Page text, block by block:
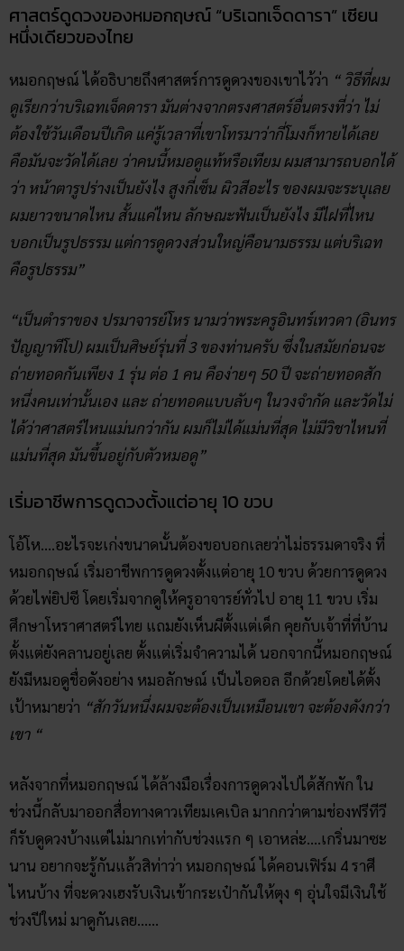
ศาสตร์ดูดวงของหมอกฤษณ์ “บริเฉทเจ็ดดารา” เซียน
หนึ่งเดียวของไทย
หมอกฤษณ์ ได้อธิบายถึงศาสตร์การดูดวงของเขาไว้ว่า “ วิธีที่ผม
ดูเรียกว่าบริเฉทเจ็ดดารา มันต่างจากตรงศาสตร์อื่นตรงที่ว่า ไม่
ต้องใช้วันเดือนปีเกิด แค่รู้เวลาที่เขาโทรมาว่ากี่โมงก็ทายได้เลย
คือมันจะวัดได้เลย ว่าคนนี้หมอดูแท้หรือเทียม ผมสามารถบอกได้
ว่า หน้าตารูปร่างเป็นยังไง สูงกี่เซ็น ผิวสีอะไร ของผมจะระบุเลย
ผมยาวขนาดไหน สั้นแค่ไหน ลักษณะฟันเป็นยังไง มีไฝที่ไหน
บอกเป็นรูปธรรม แต่การดูดวงส่วนใหญ่คือนามธรรม แต่บริเฉท
คือรูปธรรม”
“เป็นตำราของ ปรมาจารย์โหร นามว่าพระครูอินทร์เทวดา (อินทร
ปัญญาทีโป) ผมเป็นศิษย์รุ่นที่ 3 ของท่านครับ ซึ่งในสมัยก่อนจะ
ถ่ายทอดกันเพียง 1 รุ่น ต่อ 1 คน คือง่ายๆ 50 ปี จะถ่ายทอดสัก
หนึ่งคนเท่านั้นเอง และ ถ่ายทอดแบบลับๆ ในวงจำกัด และวัดไม่
ได้ว่าศาสตร์ไหนแม่นกว่ากัน ผมก็ไม่ได้แม่นที่สุด ไม่มีวิชาไหนที่
แม่นที่สุด มันขึ้นอยู่กับตัวหมอดู”
เริ่มอาชีพการดูดวงตั้งแต่อายุ 10 ขวบ
โอ้โห….อะไรจะเก่งขนาดนั้นต้องขอบอกเลยว่าไม่ธรรมดาจริง ที่
หมอกฤษณ์ เริ่มอาชีพการดูดวงตั้งแต่อายุ 10 ขวบ ด้วยการดูดวง
ด้วยไพ่ยิปซี โดยเริ่มจากดูให้ครูอาจารย์ทั่วไป อายุ 11 ขวบ เริ่ม
ศึกษาโหราศาสตร์ไทย แถมยังเห็นผีตั้งแต่เด็ก คุยกับเจ้าที่ที่บ้าน
ตั้งแต่ยังคลานอยู่เลย ตั้งแต่เริ่มจำความได้ นอกจากนี้หมอกฤษณ์
ยังมีหมอดูชื่อดังอย่าง หมอลักษณ์ เป็นไอดอล อีกด้วยโดยได้ตั้ง
เป้าหมายว่า “สักวันหนึ่งผมจะต้องเป็นเหมือนเขา จะต้องดังกว่า
เขา “
หลังจากที่หมอกฤษณ์ ได้ล้างมือเรื่องการดูดวงไปได้สักพัก ใน
ช่วงนี้กลับมาออกสื่อทางดาวเทียมเคเบิล มากกว่าตามช่องฟรีทีวี
ก็รับดูดวงบ้างแต่ไม่มากเท่ากับช่วงแรก ๆ เอาหล่ะ….เกริ่นมาซะ
นาน อยากจะรู้กันแล้วสิท่าว่า หมอกฤษณ์ ได้คอนเฟิร์ม 4 ราศี
ไหนบ้าง ที่จะดวงเฮงรับเงินเข้ากระเป๋ากันให้ตุง ๆ อุ่นใจมีเงินใช้
ช่วงปีใหม่ มาดูกันเลย……